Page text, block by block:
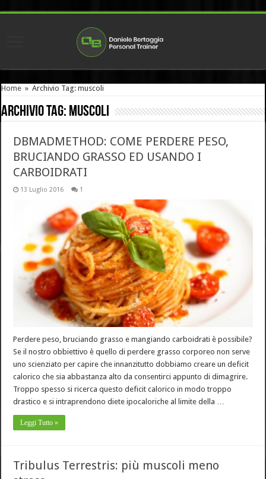
Home » Archivio Tag: muscoli
Archivio Tag: muscoli
DBMADMETHOD: COME PERDERE PESO,
BRUCIANDO GRASSO ED USANDO I
CARBOIDRATI
13 Luglio 2016 1
Perdere peso, bruciando grasso e mangiando carboidrati è possibile?
Se il nostro obbiettivo è quello di perdere grasso corporeo non serve
uno scienziato per capire che innanzitutto dobbiamo creare un deficit
calorico che sia abbastanza alto da consentirci appunto di dimagrire.
Troppo spesso si ricerca questo deficit calorico in modo troppo
drastico e si intraprendono diete ipocaloriche al limite della …
Leggi Tutto »
Tribulus Terrestris: più muscoli meno